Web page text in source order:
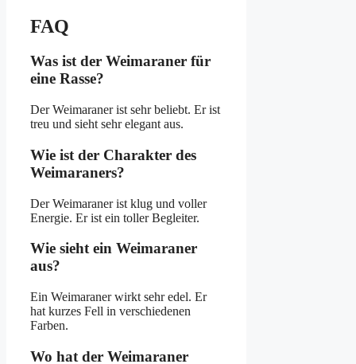
FAQ
Was ist der Weimaraner für
eine Rasse?
Der Weimaraner ist sehr beliebt. Er ist
treu und sieht sehr elegant aus.
Wie ist der Charakter des
Weimaraners?
Der Weimaraner ist klug und voller
Energie. Er ist ein toller Begleiter.
Wie sieht ein Weimaraner
aus?
Ein Weimaraner wirkt sehr edel. Er
hat kurzes Fell in verschiedenen
Farben.
Wo hat der Weimaraner